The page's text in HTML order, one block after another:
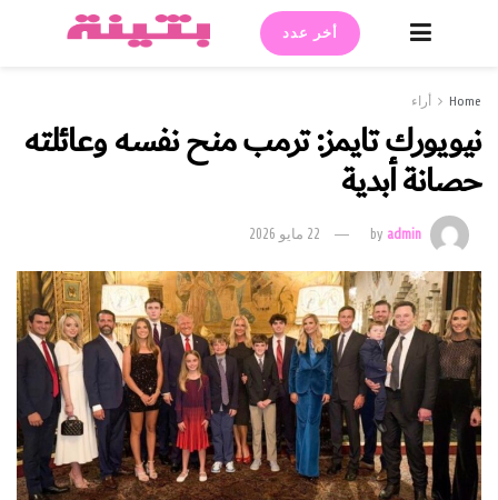
أخر عدد
Home أراء
نيويورك تايمز: ترمب منح نفسه وعائلته
حصانة أبدية
byadmin 22 مايو 2026